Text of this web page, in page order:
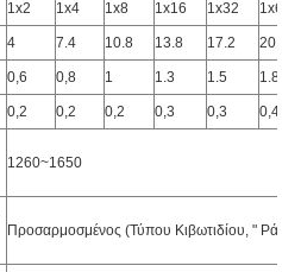
1x2 1x4 1x8 1x16 1x32 1x64
4 7.4 10.8 13.8 17.2 20.4
0,6 0,8 1 1.3 1.5 1.8
0,2 0,2 0,2 0,3 0,3 0,4
1260~1650
Προσαρμοσμένος (τύπου Κιβωτιδίου, "